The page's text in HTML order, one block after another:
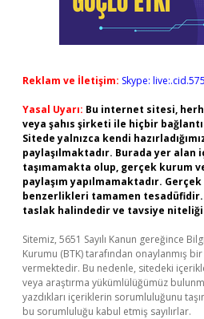
Reklam ve İletişim: Skype:
Yasal Uyarı: Bu internet sitesi,
veya şahıs şirketi ile hiçbir
Sitede yalnızca kendi
paylaşılmaktadır. Burada yer
taşımamakta olup, gerçek kurum
paylaşım yapılmamaktadır.
benzerlikleri tamamen
taslak halindedir ve tavsiye niteliği
Sitemiz, 5651 Sayılı Kanun gereğince
Kurumu (BTK) tarafından onaylanmış
vermektedir. Bu nedenle, sitedeki
veya araştırma yükümlülüğümüz
yazdıkları içeriklerin sorumluluğunu
bu sorumluluğu kabul etmiş sayılırlar.